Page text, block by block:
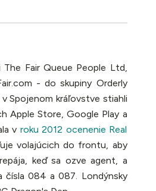
Fair Queue People Ltd,
- do skupiny Orderly
Spojenom kráľovstve stiahli
Apple Store, Google Play a
v roku 2012 ocenenie Real
volajúcich do frontu, aby
keď sa ozve agent, a
čísla 084 a 087. Londýnsky